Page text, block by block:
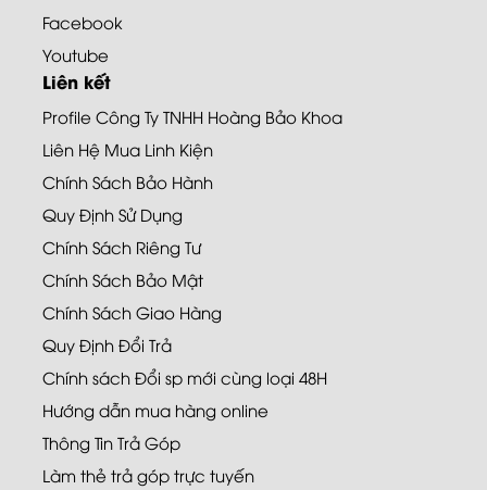
Facebook
Youtube
Liên kết
Profile Công Ty TNHH Hoàng Bảo Khoa
Liên Hệ Mua Linh Kiện
Chính Sách Bảo Hành
Quy Định Sử Dụng
Chính Sách Riêng Tư
Chính Sách Bảo Mật
Chính Sách Giao Hàng
Quy Định Đổi Trả
Chính sách Đổi sp mới cùng loại 48H
Hướng dẫn mua hàng online
Thông Tin Trả Góp
Làm thẻ trả góp trực tuyến